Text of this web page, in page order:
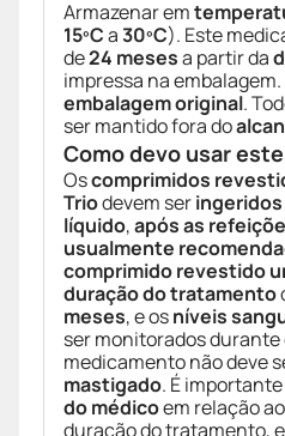
Armazenar em
15ºCa30ºC). Este
de24 mesesa partir da
impressa na
embalagem original.
ser mantido fora do
Como devo usar
Oscomprimidos
Triodevem ser
líquido,após as
usualmente
comprimido revestido
duração do tratamento
meses, e osníveis
ser monitorados
medicamento não deve
mastigado. É
do médicoem relação
duração do tratamento,